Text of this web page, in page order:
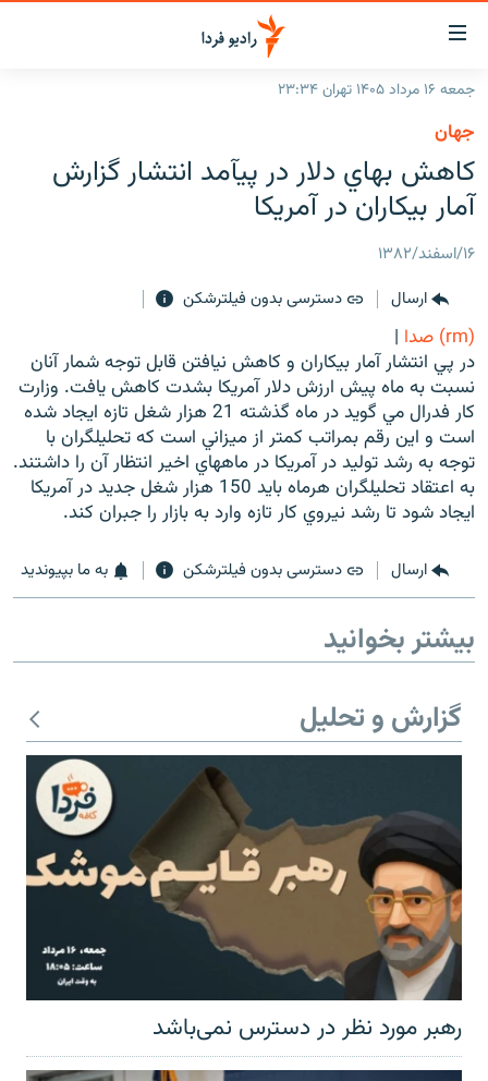
لینک‌های
قابلیت
دسترسی
بازگشت
به
منوی
اصلی
رفتن
صفحه
جستجو
ایران
جهان
برنامه‌های رادیویی
فرکانس‌ها
چندرسانه‌ای
گزارش‌های تصویری
گزارش‌های ویدئویی
زنان فردا
English
به ما بپیوندید
جمعه ۱۶ مرداد ۱۴۰۵ تهران ۲۳:۳۴
جهان
كاهش بهاي دلار در پيآمد انتشار گزارش
آمار بيکاران در آمريكا
۱۶/اسفند/۱۳۸۲
ارسال
دسترسی بدون فیلترشکن
(rm) صدا
|
در پي انتشار آمار بيکاران و کاهش نيافتن قابل توجه شمار آنان
نسبت به ماه پيش ارزش دلار آمريکا بشدت کاهش يافت. وزارت
کار فدرال مي گويد در ماه گذشته 21 هزار شغل تازه ايجاد شده
است و اين رقم بمراتب کمتر از ميزاني است که تحليلگران با
توجه به رشد توليد در آمريکا در ماههاي اخير انتظار آن را داشتند.
به اعتقاد تحليلگران هرماه بايد 150 هزار شغل جديد در آمريکا
ايجاد شود تا رشد نيروي کار تازه وارد به بازار را جبران کند.
ارسال دسترسی بدون فیلترشکن به ما بپیوندید
بیشتر بخوانید
گزارش و تحلیل
رهبر مورد نظر در دسترس نمی‌باشد